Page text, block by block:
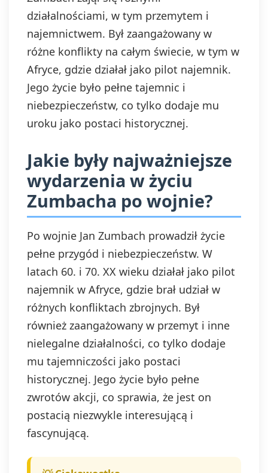
działalnościami, w tym przemytem i
najemnictwem. Był zaangażowany w
różne konflikty na całym świecie, w tym w
Afryce, gdzie działał jako pilot najemnik.
Jego życie było pełne tajemnic i
niebezpieczeństw, co tylko dodaje mu
uroku jako postaci historycznej.
Jakie były najważniejsze
wydarzenia w życiu
Zumbacha po wojnie?
Po wojnie Jan Zumbach prowadził życie
pełne przygód i niebezpieczeństw. W
latach 60. i 70. XX wieku działał jako pilot
najemnik w Afryce, gdzie brał udział w
różnych konfliktach zbrojnych. Był
również zaangażowany w przemyt i inne
nielegalne działalności, co tylko dodaje
mu tajemniczości jako postaci
historycznej. Jego życie było pełne
zwrotów akcji, co sprawia, że jest on
postacią niezwykle interesującą i
fascynującą.